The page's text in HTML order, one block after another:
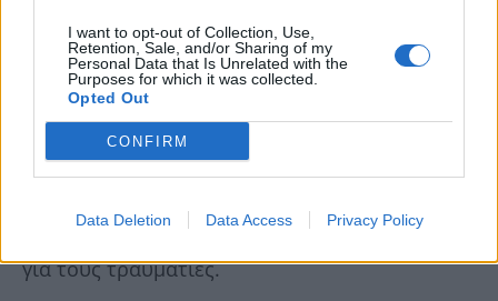
I want to opt-out of Collection, Use,
Retention, Sale, and/or Sharing of my
Personal Data that Is Unrelated with the
Purposes for which it was collected.
Opted Out
CONFIRM
Data Deletion Data Access Privacy Policy
Είμαστε περήφανοι για όσους αγωνίζονται για
τη Ρωσία και για να προστατέψουν και τον
ουκρανικό λαό. Είναι πάρα πολλά τα θύματα σ’
αυτή την επίθεση. Κάθε οικογένεια που έχει
χάσει στρατιώτη θα λάβει 7.000.000 ρούβλια
λάβει και άλλα χρήματα. Θα λάβουν 5.000.000
για τους τραυματίες.